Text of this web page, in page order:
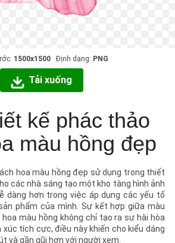
1500x1500 Định dạng: PNG
Tải xuống
kế phác thảo
màu hồng đẹp
hoa màu hồng đẹp sử dụng trong thiết
các nhà sáng tạo một kho tàng hình ảnh
dàng hơn trong việc áp dụng các yếu tố
phẩm của mình. Sự kết hợp giữa màu
hoa màu hồng không chỉ tạo ra sự hài hòa
xúc tích cực, điều này khiến cho kiểu dáng
và gần gũi hơn với người xem.